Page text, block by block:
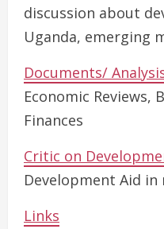
discussion about
Uganda, emerging
Documents/
Economic Reviews,
Finances
Critic on
Development Aid in
Links